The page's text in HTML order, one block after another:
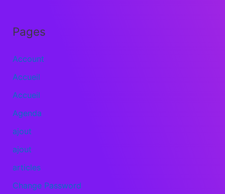
Pages
Account
Accueil
Accueil
Agenda
ajout
ajout
articles
Change Password